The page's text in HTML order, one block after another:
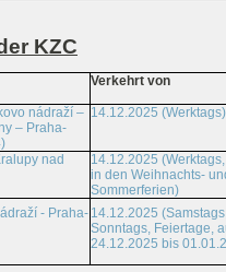
KZC
Verkehrt von
nádraží –
– Praha-
14.12.2025 (Werktags)
nad
14.12.2025
in den Weihnachts-
Sommerferien)
- Praha- 14.12.2025
Sonntags, Feiertage,
24.12.2025 bis